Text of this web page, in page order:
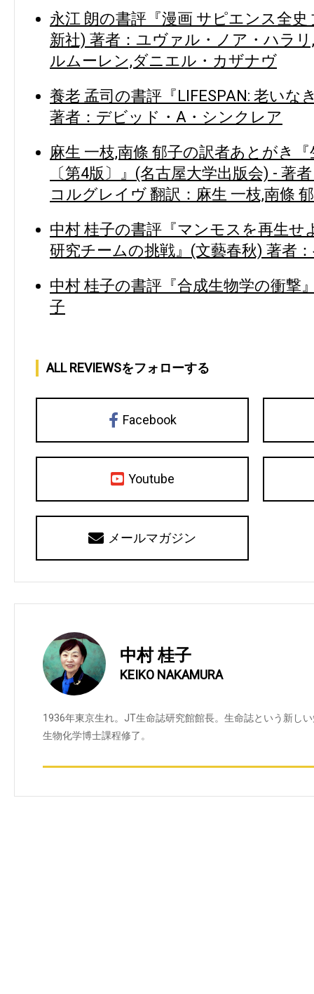
永江 朗の書評『漫画 サピエンス全
新社) 著者：ユヴァル・ノア・ハラ
ルムーレン,ダニエル・カザナヴ
養老 孟司の書評『LIFESPAN: 老いな
著者：デビッド・A・シンクレア
麻生 一枝,南條 郁子の訳者あとがき
〔第4版〕』(名古屋大学出版会) - 著
コルグレイヴ 翻訳：麻生 一枝,南條
中村 桂子の書評『マンモスを再生せ
研究チームの挑戦』(文藝春秋) 著者
中村 桂子の書評『合成生物学の衝撃
子
ALL REVIEWSをフォローする
Facebook
Youtube
メールマガジン
中村 桂子
KEIKO NAKAMURA
1936年東京生れ。JT生命誌研究館館長。生命誌という新し
生物化学博士課程修了。